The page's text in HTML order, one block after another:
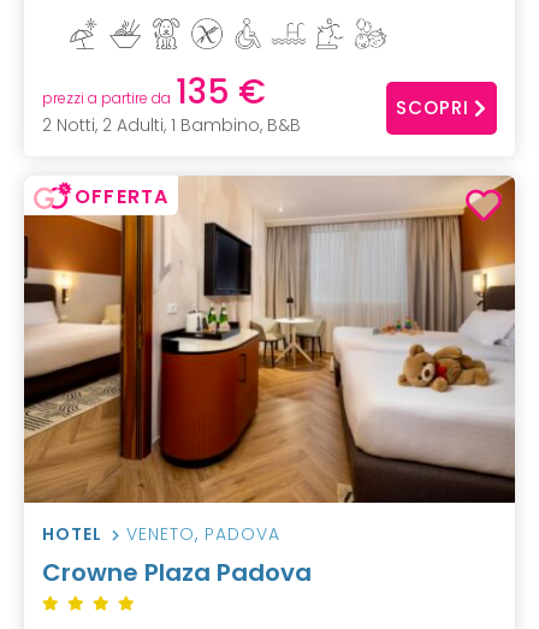
prezzi a partire da 135 €
2 Notti, 2 Adulti, 1 Bambino, B&B
SCOPRI
OFFERTA
HOTEL VENETO, PADOVA
Crowne Plaza Padova